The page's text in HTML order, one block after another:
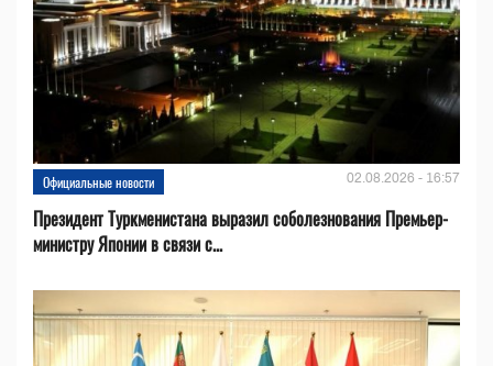
Официальные новости 02.08.2026 - 16:57
Президент Туркменистана выразил соболезнования Премьер-
министру Японии в связи с...